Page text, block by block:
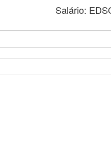
Salário: